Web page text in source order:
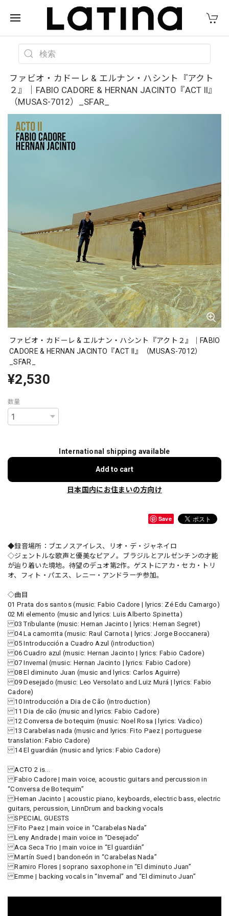
ファビオ・カドーレ & エルナン・ハシント『アクト
２』｜FABIO CADORE & HERNAN JACINTO『ACT II』
（MUSAS-7012）_SFAR_
ファビオ・カドーレ & エルナン・ハシント『アクト２』｜FABIO
CADORE & HERNAN JACINTO『ACT II』（MUSAS-7012）
_SFAR_
¥2,530
数量
International shipping available
Add to cart
日本国内にお住まいの方向け
Save
◆録音場所：ブエノスアイレス、リオ・デ・ジャネイロ
◇ジェントルな歌声と優美なピアノ。ブラジルとアルゼンチンの才能
が辿り着いた境地。待望のデュオ第2作。ゲストにアカ・セカ・トリ
オ、フィト・パエス、レニー・アンドラーヂ参加。
◇曲目
01 Prata dos santos (music: Fabio Cadore | lyrics: Zé Edu Camargo)
02 Mi elemento (music and lyrics: Luis Alberto Spinetta)
03 Tribulante (music: Hernan Jacinto | lyrics: Hernan Segret)
04 La camorrita (music: Raul Carnota | lyrics: Jorge Boccanera)
05 Introducción a Cuadro Azul (introduction)
06 Cuadro azul (music: Hernan Jacinto | lyrics: Fabio Cadore)
07 Invernal (music: Hernan Jacinto | lyrics: Fabio Cadore)
08 El diminuto Juan (music and lyrics: Carlos Aguirre)
09 Desejado (music: Leo Versolato and Luiz Murá | lyrics: Fabio
Cadore)
10 Introducción a Dia de Cão (introduction)
11 Dia de cão (music and lyrics: Fabio Cadore)
12 Conversa de botequim (music: Noel Rosa | lyrics: Vadico)
13 Carabelas nada (music and lyrics: Fito Paez | portuguese
translation: Fabio Cadore)
14 El guardián (music and lyrics: Fabio Cadore)
ACTO 2 is...
Fabio Cadore | main voice, acoustic guitars and percussion in
“Conversa de Botequim”
Hernan Jacinto | acoustic piano, keyboards, electric bass, electric
guitars, percussion, LinnDrum and backing vocals
SPECIAL GUESTS
Fito Paez | main voice in “Carabelas Nada”
Leny Andrade | main voice in “Desejado”
Aca Seca Trio | main voice in “El guardián”
Martín Sued | bandoneón in “Carabelas Nada”
Ramiro Flores | soprano saxophone in “El diminuto Juan”
Emme | backing vocals in “Invernal” and “El diminuto Juan”